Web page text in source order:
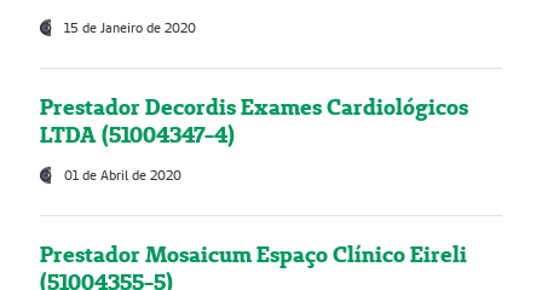
15 de Janeiro de 2020
Prestador Decordis Exames Cardiológicos
LTDA (51004347-4)
01 de Abril de 2020
Prestador Mosaicum Espaço Clínico Eireli
(51004355-5)